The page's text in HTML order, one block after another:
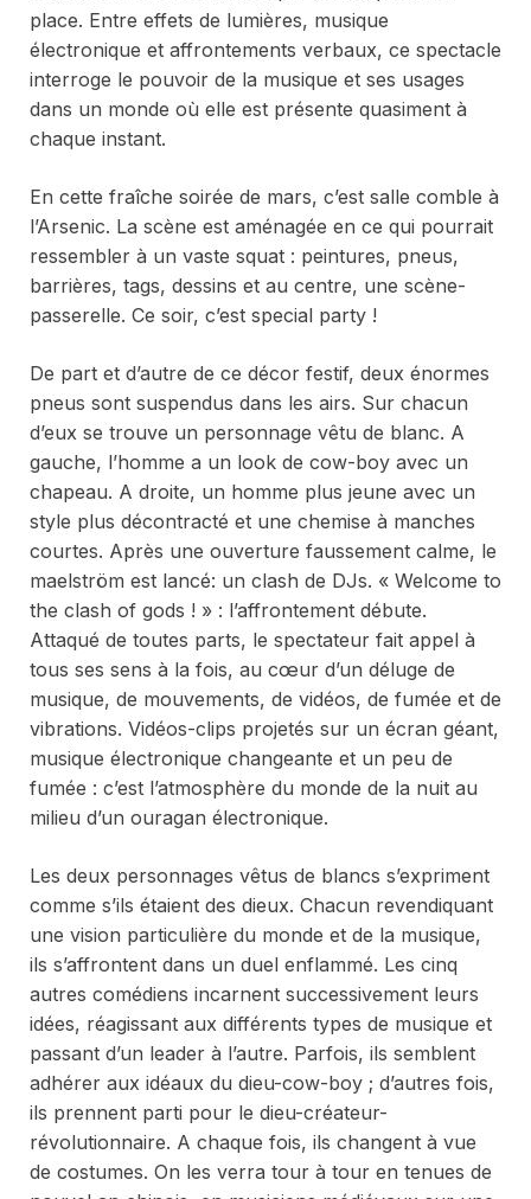
place. Entre effets de lumières, musique
électronique et affrontements verbaux, ce spectacle
interroge le pouvoir de la musique et ses usages
dans un monde où elle est présente quasiment à
chaque instant.
En cette fraîche soirée de mars, c’est salle comble à
l’Arsenic. La scène est aménagée en ce qui pourrait
ressembler à un vaste squat : peintures, pneus,
barrières, tags, dessins et au centre, une scène-
passerelle. Ce soir, c’est special party !
De part et d’autre de ce décor festif, deux énormes
pneus sont suspendus dans les airs. Sur chacun
d’eux se trouve un personnage vêtu de blanc. A
gauche, l’homme a un look de cow-boy avec un
chapeau. A droite, un homme plus jeune avec un
style plus décontracté et une chemise à manches
courtes. Après une ouverture faussement calme, le
maelström est lancé: un clash de DJs. « Welcome to
the clash of gods ! » : l’affrontement débute.
Attaqué de toutes parts, le spectateur fait appel à
tous ses sens à la fois, au cœur d’un déluge de
musique, de mouvements, de vidéos, de fumée et de
vibrations. Vidéos-clips projetés sur un écran géant,
musique électronique changeante et un peu de
fumée : c’est l’atmosphère du monde de la nuit au
milieu d’un ouragan électronique.
Les deux personnages vêtus de blancs s’expriment
comme s’ils étaient des dieux. Chacun revendiquant
une vision particulière du monde et de la musique,
ils s’affrontent dans un duel enflammé. Les cinq
autres comédiens incarnent successivement leurs
idées, réagissant aux différents types de musique et
passant d’un leader à l’autre. Parfois, ils semblent
adhérer aux idéaux du dieu-cow-boy ; d’autres fois,
ils prennent parti pour le dieu-créateur-
révolutionnaire. A chaque fois, ils changent à vue
de costumes. On les verra tour à tour en tenues de